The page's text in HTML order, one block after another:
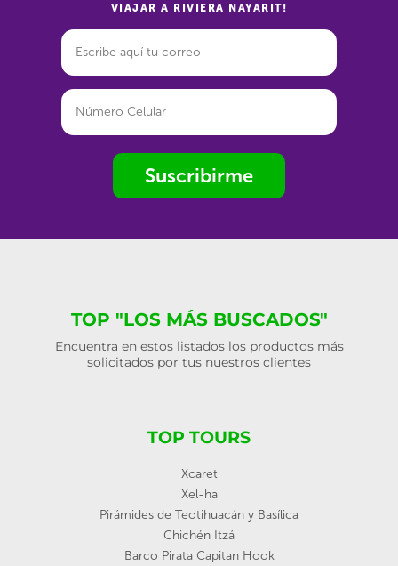
VIAJAR A RIVIERA NAYARIT!
Suscribirme
TOP "LOS MÁS BUSCADOS"
Encuentra en estos listados los productos más
solicitados por tus nuestros clientes
TOP TOURS
Xcaret
Xel-ha
Pirámides de Teotihuacán y Basílica
Chichén Itzá
Barco Pirata Capitan Hook